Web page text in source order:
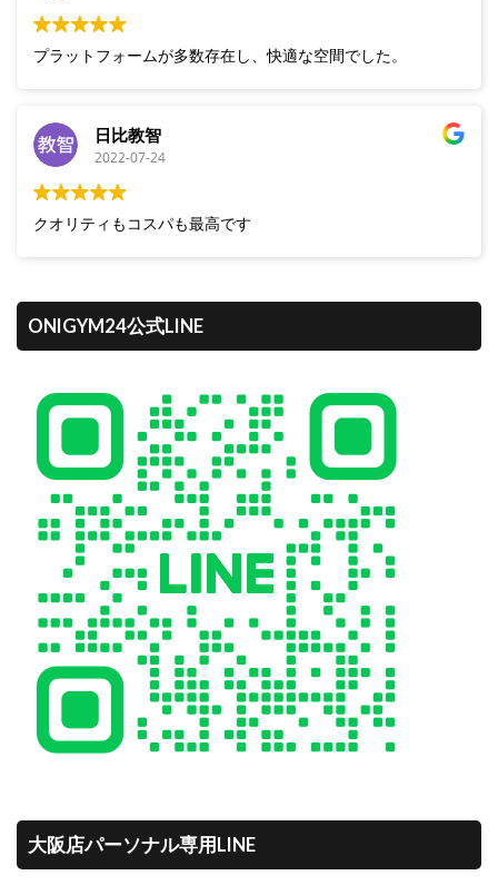
プラットフォームが多数存在し、快適な空間でした。
日比教智
2022-07-24
クオリティもコスパも最高です
ONIGYM24公式LINE
大阪店パーソナル専用LINE